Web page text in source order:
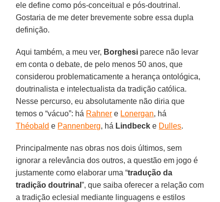
ele define como pós-conceitual e pós-doutrinal.
Gostaria de me deter brevemente sobre essa dupla
definição.
Aqui também, a meu ver, Borghesi parece não levar
em conta o debate, de pelo menos 50 anos, que
considerou problematicamente a herança ontológica,
doutrinalista e intelectualista da tradição católica.
Nesse percurso, eu absolutamente não diria que
temos o “vácuo”: há Rahner e Lonergan, há
Théobald e Pannenberg, há Lindbeck e Dulles.
Principalmente nas obras nos dois últimos, sem
ignorar a relevância dos outros, a questão em jogo é
justamente como elaborar uma “tradução da
tradição doutrinal”, que saiba oferecer a relação com
a tradição eclesial mediante linguagens e estilos